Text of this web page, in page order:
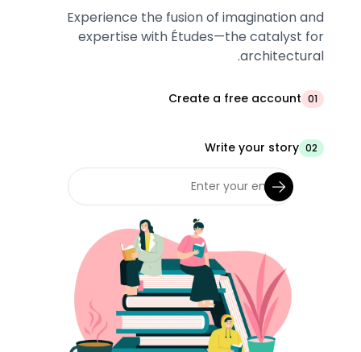
Experience the fusion of imagination and
expertise with Études—the catalyst for
architectural.
01
Create a free account
02
Write your story